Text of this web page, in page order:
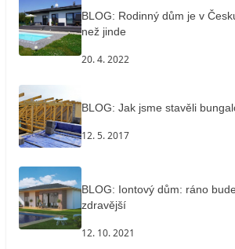
BLOG: Rodinný dům je v
než jinde
20. 4. 2022
BLOG: Jak jsme stavěli
12. 5. 2017
BLOG: Iontový dům: ráno
zdravější
12. 10. 2021